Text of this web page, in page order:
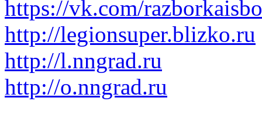
https://vk.com/
http://legionsuper.blizko.ru
http://l.nngrad.ru
http://o.nngrad.ru